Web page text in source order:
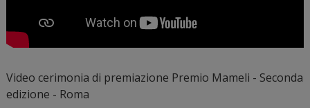
Video cerimonia di premiazione Premio Mameli - Seconda
edizione - Roma